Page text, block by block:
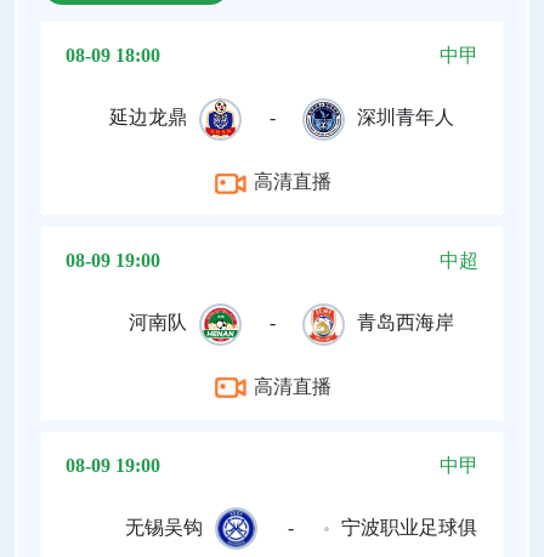
08-09 18:00 中甲
延边龙鼎 - 深圳青年人
高清直播
08-09 19:00 中超
河南队 - 青岛西海岸
高清直播
08-09 19:00 中甲
无锡吴钩 - 宁波职业足球俱